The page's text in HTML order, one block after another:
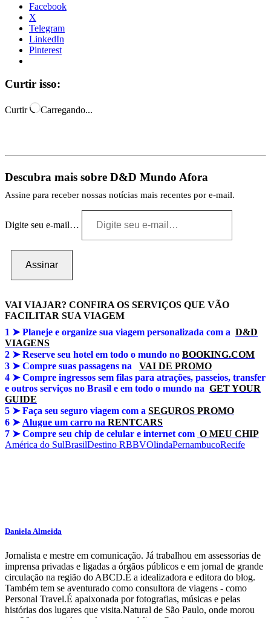
Facebook
X
Telegram
LinkedIn
Pinterest
Curtir isso:
Curtir Carregando...
Descubra mais sobre D&D Mundo Afora
Assine para receber nossas notícias mais recentes por e-mail.
Digite seu e-mail…
Assinar
VAI VIAJAR? CONFIRA OS SERVIÇOS QUE VÃO
FACILITAR SUA VIAGEM
1 ➤Planeje e organize sua viagem personalizada com a D&D
VIAGENS
2 ➤ Reserve seu hotel em todo o mundo no BOOKING.COM
3 ➤Compre suas passagens na
VAI DE PROMO
4 ➤Compre ingressos sem filas para atrações, passeios, transfer
e outros serviços no Brasil e em todo o mundo na GET YOUR
GUIDE
5 ➤Faça seu seguro viagem com a SEGUROS PROMO
6 ➤ Alugue um carro na RENTCARS
7 ➤Compre seu chip de celular e internet com O MEU CHIP
América do SulBrasilDestino RBBVOlindaPernambucoRecife
Daniela Almeida
Jornalista e mestre em comunicação. Já trabalhou em assessorias de
imprensa privadas e ligadas a órgãos públicos e em jornal de grande
circulação na região do ABCD.É a idealizadora e editora do blog.
Também tem se aventurado como consultora de viagens - como
Personal Travel.É apaixonada por fotografias, músicas e pelas
histórias dos lugares que visita.Natural de São Paulo, onde morou